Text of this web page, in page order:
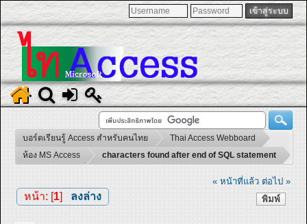
บอร์ดเรียนรู้ Access สำหรับคนไทย
Thai Access Webboard
ห้อง MS Access
characters found after end of SQL statement
« หน้าที่แล้ว ต่อไป »
พิมพ์
หน้า: [1] ลงล่าง